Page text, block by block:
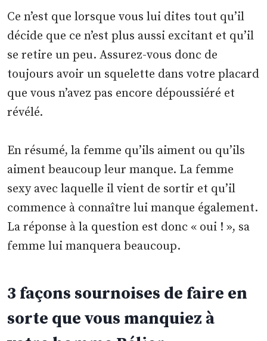
Ce n’est que lorsque vous lui dites tout qu’il
décide que ce n’est plus aussi excitant et qu’il
se retire un peu. Assurez-vous donc de
toujours avoir un squelette dans votre placard
que vous n’avez pas encore dépoussiéré et
révélé.
En résumé, la femme qu’ils aiment ou qu’ils
aiment beaucoup leur manque. La femme
sexy avec laquelle il vient de sortir et qu’il
commence à connaître lui manque également.
La réponse à la question est donc « oui ! », sa
femme lui manquera beaucoup.
3 façons sournoises de faire en
sorte que vous manquiez à